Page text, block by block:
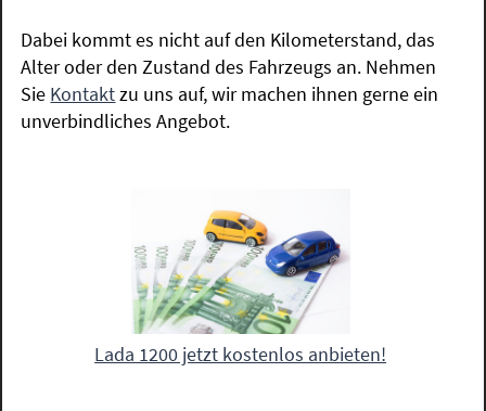
Dabei kommt es nicht auf den Kilometerstand, das
Alter oder den Zustand des Fahrzeugs an. Nehmen
Sie Kontaktzu uns auf, wir machen ihnen gerne ein
unverbindliches Angebot.
Lada 1200 jetzt kostenlos anbieten!